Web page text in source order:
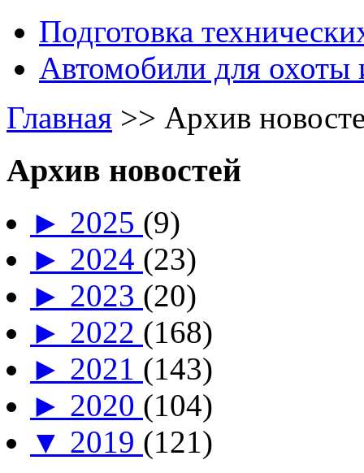
Подготовка
Автомобили для охоты
Главная >> Архив
Архив новостей
► 2025 (9)
► 2024 (23)
► 2023 (20)
► 2022 (168)
► 2021 (143)
► 2020 (104)
▼ 2019 (121)